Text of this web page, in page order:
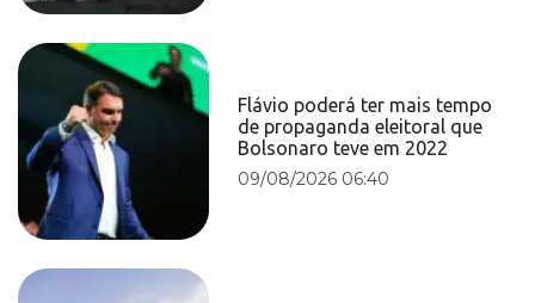
Flávio poderá ter mais tempo
de propaganda eleitoral que
Bolsonaro teve em 2022
09/08/2026 06:40